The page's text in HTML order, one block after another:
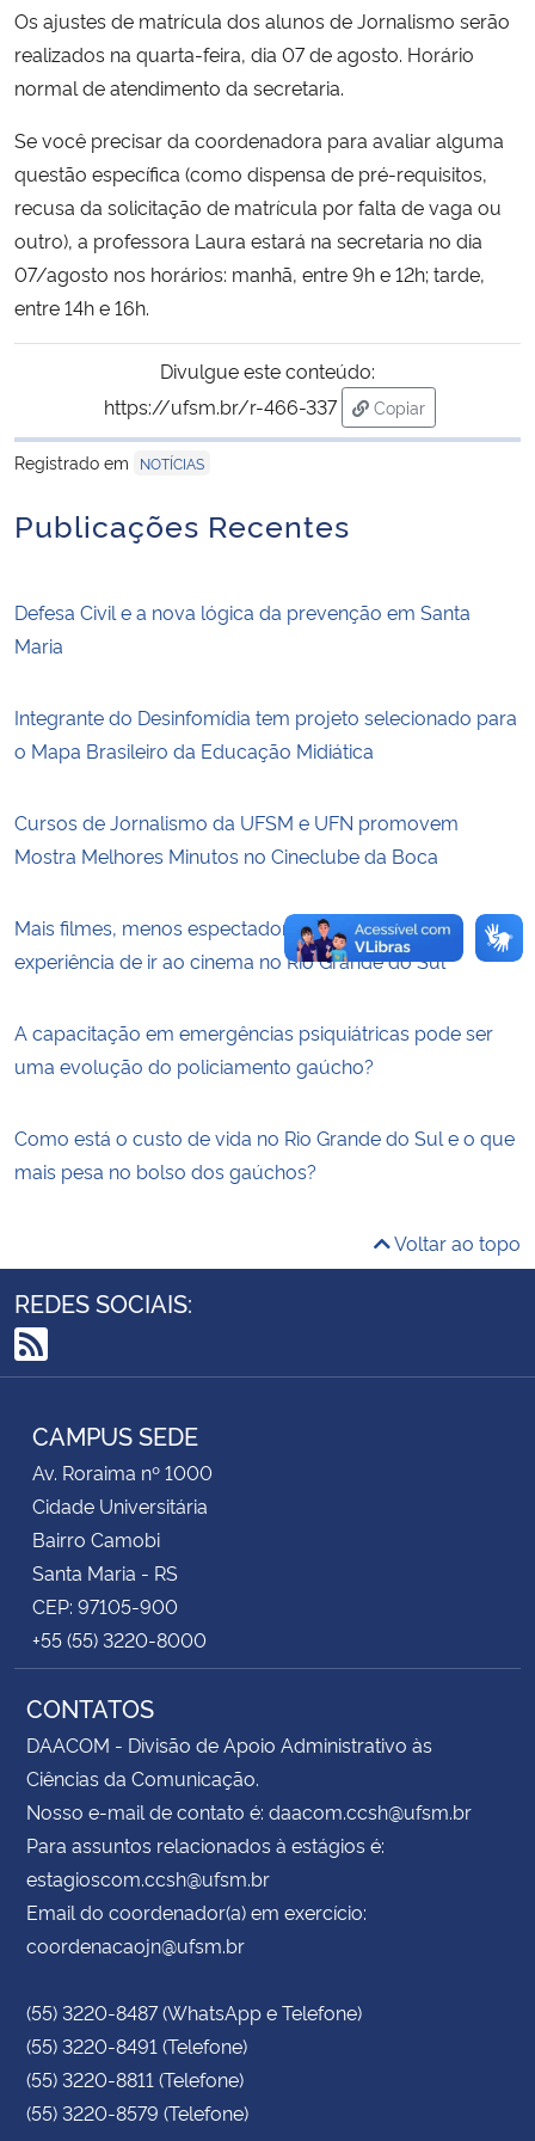
Ministério da Cidadania
Ministério da Saúde
Ministério de Minas e Energia
Ministério da Ciência, Tecnologia, Inovações e Comunicações
Ministério do Meio Ambiente
Ministério do Desenvolvimento Regional
Controladoria-Geral da União
Ministério da Mulher, da Família e dos Direitos Humanos
Secretaria de Governo
Gabinete de Segurança Institucional
Os ajustes de matrícula dos alunos de Jornalismo serão
realizados na quarta-feira, dia 07 de agosto. Horário
normal de atendimento da secretaria.
Se você precisar da coordenadora para avaliar alguma
questão específica (como dispensa de pré-requisitos,
recusa da solicitação de matrícula por falta de vaga ou
outro), a professora Laura estará na secretaria no dia
07/agosto nos horários: manhã, entre 9h e 12h; tarde,
entre 14h e 16h.
Divulgue este conteúdo:
https://ufsm.br/r-466-337
Copiar
para área de
Registrado em
NOTÍCIAS
Publicações Recentes
Defesa Civil e a nova lógica da prevenção em Santa
Maria
Integrante do Desinfomídia tem projeto selecionado para
o Mapa Brasileiro da Educação Midiática
Cursos de Jornalismo da UFSM e UFN promovem
Mostra Melhores Minutos no Cineclube da Boca
Mais filmes, menos espectadores: como mudou a
experiência de ir ao cinema no Rio Grande do Sul
A capacitação em emergências psiquiátricas pode ser
uma evolução do policiamento gaúcho?
Como está o custo de vida no Rio Grande do Sul e o que
mais pesa no bolso dos gaúchos?
Voltar ao topo
REDES SOCIAIS:
RSS
CAMPUS SEDE
Av. Roraima nº 1000
Cidade Universitária
Bairro Camobi
Santa Maria - RS
CEP: 97105-900
+55 (55) 3220-8000
CONTATOS
DAACOM - Divisão de Apoio Administrativo às
Ciências da Comunicação.
Nosso e-mail de contato é: daacom.ccsh@ufsm.br
Para assuntos relacionados à estágios é:
estagioscom.ccsh@ufsm.br
Email do coordenador(a) em exercício:
coordenacaojn@ufsm.br
(55) 3220-8487 (WhatsApp e Telefone)
(55) 3220-8491 (Telefone)
(55) 3220-8811 (Telefone)
(55) 3220-8579 (Telefone)